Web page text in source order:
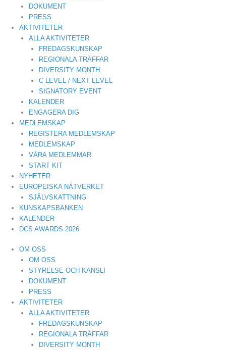
DOKUMENT
PRESS
AKTIVITETER
ALLA AKTIVITETER
FREDAGSKUNSKAP
REGIONALA TRÄFFAR
DIVERSITY MONTH
C LEVEL / NEXT LEVEL
SIGNATORY EVENT
KALENDER
ENGAGERA DIG
MEDLEMSKAP
REGISTERA MEDLEMSKAP
MEDLEMSKAP
VÅRA MEDLEMMAR
START KIT
NYHETER
EUROPEISKA NÄTVERKET
SJÄLVSKATTNING
KUNSKAPSBANKEN
KALENDER
DCS AWARDS 2026
OM OSS
OM OSS
STYRELSE OCH KANSLI
DOKUMENT
PRESS
AKTIVITETER
ALLA AKTIVITETER
FREDAGSKUNSKAP
REGIONALA TRÄFFAR
DIVERSITY MONTH